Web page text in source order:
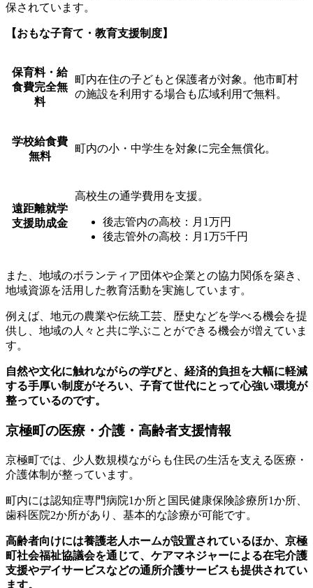
保されています。
【おもな子育て・教育支援制度】
保育料・給
食費完全無
料
町内在住の子どもと保護者が対象。他市町村
の施設を利用する場合も広域利用で無料。
学校給食費
無料
町内の小・中学生を対象に完全無償化。
遠距離就学
支援助成金
高校生の通学費用を支援。
後志管内の高校：月1万円
後志管外の高校：月1万5千円
また、地域のボランティア団体や企業との協力関係を築き、
地域資源を活用した教育活動を実施しています。
例えば、地元の農業や伝統工芸、歴史などを学べる機会を提
供し、地域の人々と共に学ぶことができる機会が増えていま
す。
自然や文化に触れながらの学びと、経済的負担を大幅に軽減
する手厚い制度がそろい、子育て世代にとって心強い環境が
整っているのです。
京極町の医療・介護・高齢者支援情報
京極町では、少人数規模ながらも住民の生活を支える医療・
介護体制が整っています。
町内には認知症専門病院1か所と国民健康保険診療所1か所、
歯科医院2か所があり、基本的な診療が可能です。
高齢者向けには養護老人ホームが設置されているほか、京極
町社会福祉協議会を通じて、ケアマネジャーによる在宅介護
支援やデイサービスなどの通所介護サービスも提供されてい
ます。